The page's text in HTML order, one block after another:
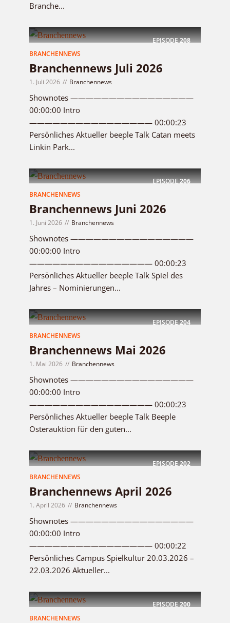
Branche...
EPISODE208
BRANCHENNEWS
Branchennews Juli 2026
1. Juli 2026 Branchennews
Shownotes ————————————————
00:00:00 Intro
———————————————— 00:00:23
Persönliches Aktueller beeple Talk Catan meets
Linkin Park...
EPISODE206
BRANCHENNEWS
Branchennews Juni 2026
1. Juni 2026 Branchennews
Shownotes ————————————————
00:00:00 Intro
———————————————— 00:00:23
Persönliches Aktueller beeple Talk Spiel des
Jahres – Nominierungen...
EPISODE204
BRANCHENNEWS
Branchennews Mai 2026
1. Mai 2026 Branchennews
Shownotes ————————————————
00:00:00 Intro
———————————————— 00:00:23
Persönliches Aktueller beeple Talk Beeple
Osterauktion für den guten...
EPISODE202
BRANCHENNEWS
Branchennews April 2026
1. April 2026 Branchennews
Shownotes ————————————————
00:00:00 Intro
———————————————— 00:00:22
Persönliches Campus Spielkultur 20.03.2026 –
22.03.2026 Aktueller...
EPISODE200
BRANCHENNEWS